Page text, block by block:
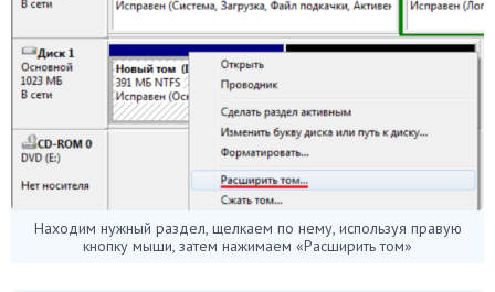
Находим нужный раздел, щелкаем по нему, используя правую
кнопку мыши, затем нажимаем «Расширить том»